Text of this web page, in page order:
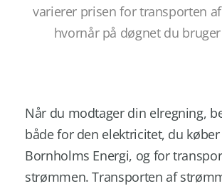
varierer prisen for transporten
hvornår på døgnet du
Når du modtager din elregning,
både for den elektricitet, du
Bornholms Energi, og for
strømmen. Transporten af